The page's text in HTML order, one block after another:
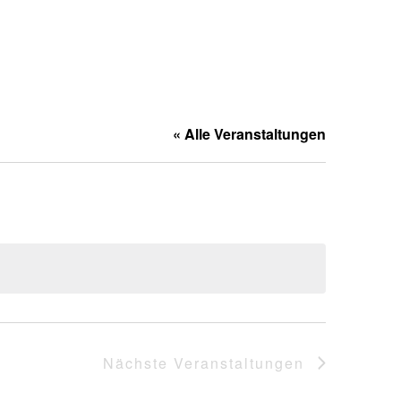
« Alle Veranstaltungen
Nächste Veranstaltungen